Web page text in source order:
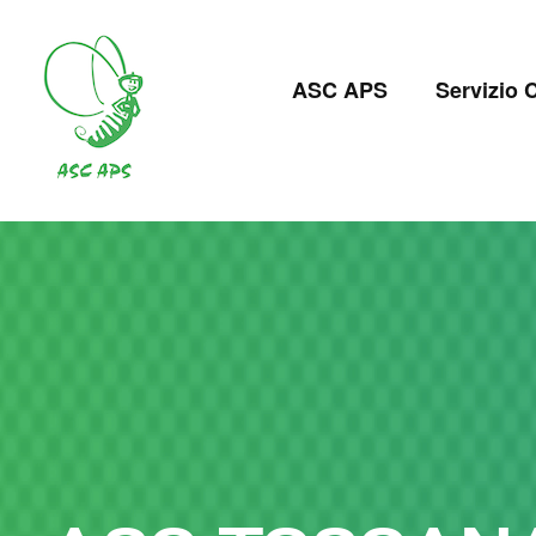
contenuto
principale
ASC APS Servizio